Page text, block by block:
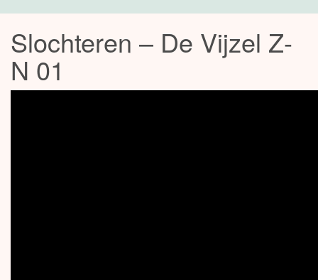
Slochteren – De Vijzel Z-
N 01